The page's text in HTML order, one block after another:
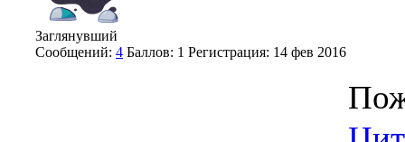
Заглянувший
Сообщений: 4 Баллов: 1 Регистрация: 14 фев 2016